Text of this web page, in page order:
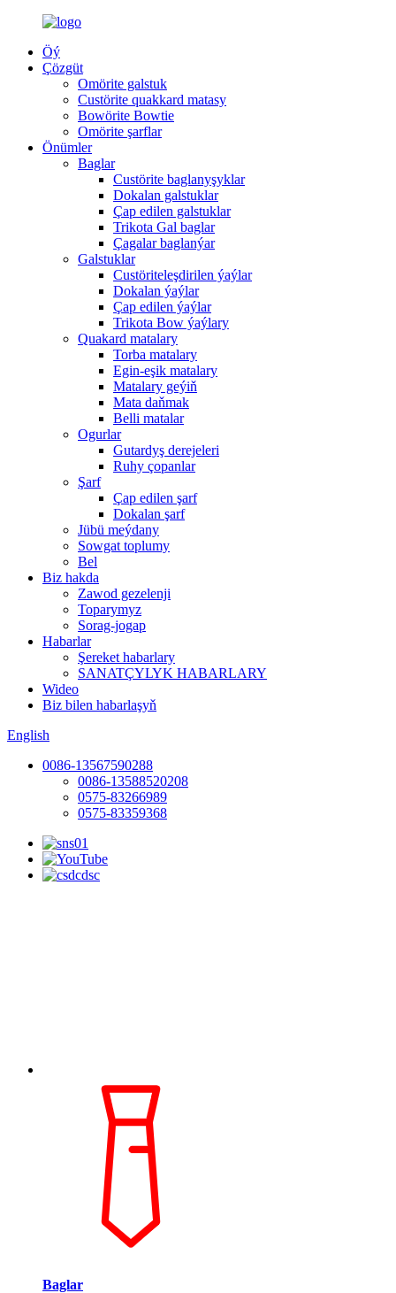
Öý
Çözgüt
Omörite galstuk
Custörite quakkard matasy
Bowörite Bowtie
Omörite şarflar
Önümler
Baglar
Custörite baglanyşyklar
Dokalan galstuklar
Çap edilen galstuklar
Trikota Gal baglar
Çagalar baglanýar
Galstuklar
Custöriteleşdirilen ýaýlar
Dokalan ýaýlar
Çap edilen ýaýlar
Trikota Bow ýaýlary
Quakard matalary
Torba matalary
Egin-eşik matalary
Matalary geýiň
Mata daňmak
Belli matalar
Ogurlar
Gutardyş derejeleri
Ruhy çopanlar
Şarf
Çap edilen şarf
Dokalan şarf
Jübü meýdany
Sowgat toplumy
Bel
Biz hakda
Zawod gezelenji
Toparymyz
Sorag-jogap
Habarlar
Şereket habarlary
SANATÇYLYK HABARLARY
Wideo
Biz bilen habarlaşyň
English
0086-13567590288
0086-13588520208
0575-83266989
0575-83359368
Baglar